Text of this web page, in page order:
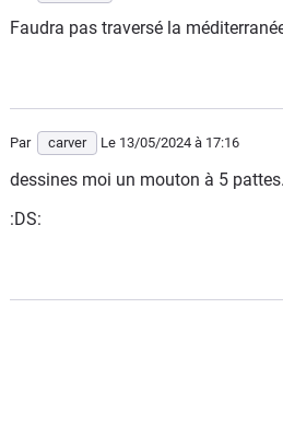
Faudra pas traversé la
Par carver Le 13/05/2024 à 17:16
dessines moi un mouton à 5
:DS: